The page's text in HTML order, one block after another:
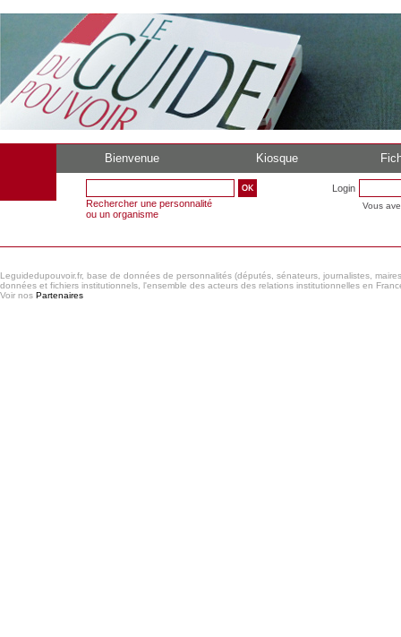
Bienvenue Kiosque
Rechercher une personnalité
ou un organisme
Login
Vous
Leguidedupouvoir.fr, base de données de personnalités (députés, sénateurs, journalistes,
données et fichiers institutionnels, l'ensemble des acteurs des relations institutionnelles en
Voir nos Partenaires